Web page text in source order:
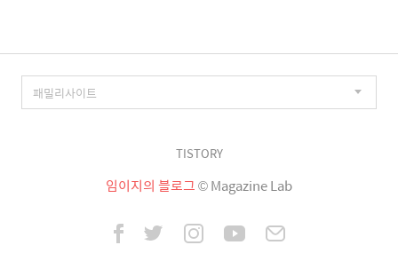
TISTORY
임이지의 블로그© Magazine Lab